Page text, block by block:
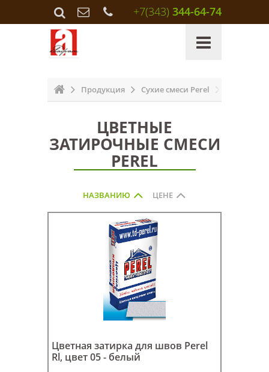
+7(343) 344-64-74
Продукция Сухие смеси Perel
ЦВЕТНЫЕ
ЗАТИРОЧНЫЕ СМЕСИ
PEREL
НАЗВАНИЮ ЦЕНЕ
Цветная затирка для швов Perel
Rl, цвет 05 - белый